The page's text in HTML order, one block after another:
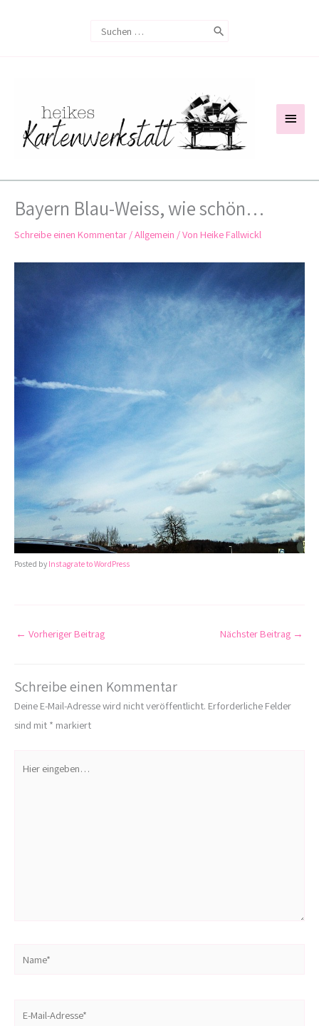
Search
Bayern Blau-Weiss, wie schön…
Schreibe einen Kommentar /Allgemein / Von Heike Fallwickl
Posted by Instagrate to WordPress
← Vorheriger Beitrag Nächster Beitrag →
Schreibe einen Kommentar
Deine E-Mail-Adresse wird nicht veröffentlicht. Erforderliche Felder
sind mit * markiert
eingeben…